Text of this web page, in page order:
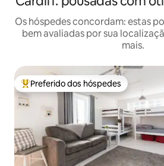
Os hóspedes concordam: estas
bem avaliadas por sua
mais.
Entre os melhores preferidos dos
Preferido dos hóspedes